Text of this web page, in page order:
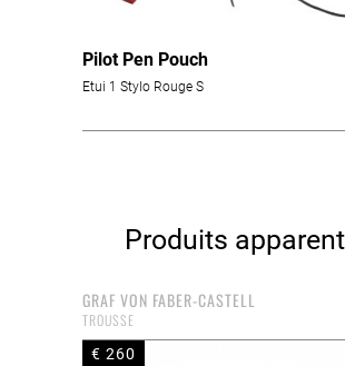
Pilot Pen Pouch
Etui 1 Stylo Rouge S
Produits
GRAF VON FABER-CASTELL
TROUSSE
€ 260